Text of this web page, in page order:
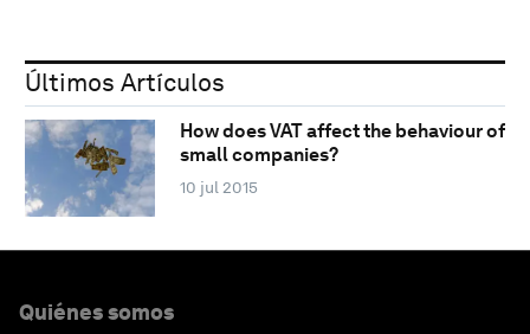
Últimos Artículos
How does VAT affect the behaviour of
small companies?
10 jul 2015
Quiénes somos